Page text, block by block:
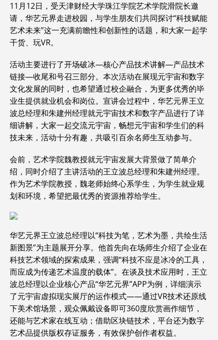
11月12日，受天津财经大学珠江学院艺术学院滑院长邀
请，华艺元界走进校园，与学生朋友们共同探讨“科技赋能
艺术未来”这一充满前瞻性和创新性的话题，和大家一起学
干货、玩VR。
活动主要进行了开场破冰—核心产品技术讲解—产品技术
链接—收尾和号召三部分。本次活动在展现元宇宙和数字
文化发展的同时，也希望通过校企融合，为更多优秀的毕
业生提供就业机会和岗位。宣讲会过程中，华艺元界王立
波总经理和朱建州经理就元宇宙技术和数字产品进行了详
细讲解，大家一起交流元宇宙，畅想元宇宙和学生们的科
技未来，活动十分有趣，共吸引百余名师生互动参与。
会前，艺术学院魏教授就元宇宙发展大背景做了简单介
绍，同时介绍了主讲活动的王立波总经理和朱建州经理。
作为艺术学院教授，魏老师始终心系学生，为学生就业规
划和环境，希望把最优秀的资源推荐给学生。
华艺元界王立波总经理以“科技为笔，艺术为墨，共绘生活
新图景”为主题展开分享。他首先向在场师生介绍了企业在
科技艺术领域的探索成果，强调“科技不应是冰冷的工具，
而应成为传递艺术温度的载体”。在谈及技术应用时，王立
波总经理以企业核心产品“华艺元界”APP为例，详细演示
了元宇宙虚拟现实展厅的运作模式——通过VR技术还原线
下美术馆场景，观众佩戴设备即可360度欣赏画作细节，
还能与艺术家在线互动；借助区块链技术，平台还为数字
艺术品提供版权存证服务，有效保护创作者权益。